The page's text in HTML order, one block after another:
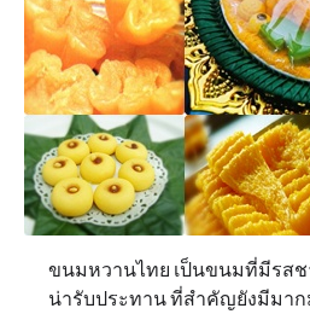
ขนมหวานไทย เป็นขนมที่มีรส
น่ารับประทาน ที่สำคัญยังมีมาก